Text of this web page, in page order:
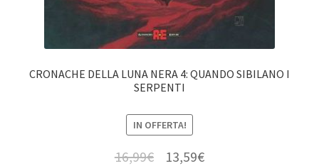
CRONACHE DELLA LUNA NERA 4: QUANDO SIBILANO I
SERPENTI
IN OFFERTA!
16,99€ 13,59€